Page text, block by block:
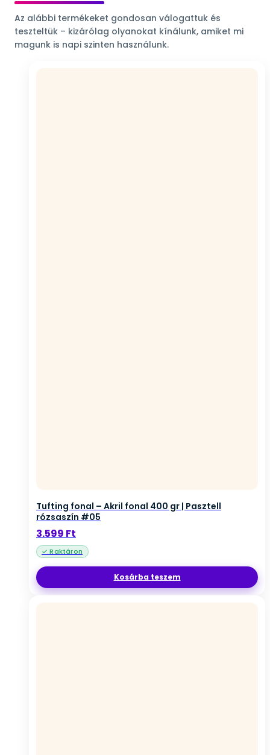
Az alábbi termékeket gondosan válogattuk és
teszteltük – kizárólag olyanokat kínálunk, amiket mi
magunk is napi szinten használunk.
Tufting fonal – Akril fonal 400 gr | Pasztell
rózsaszín #05
3.599 Ft
Kosárba teszem